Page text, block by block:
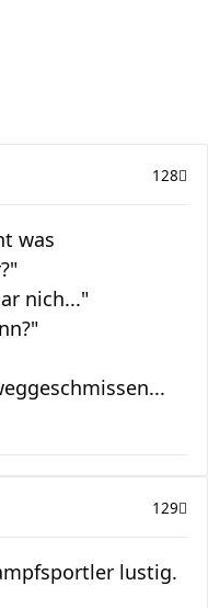
128
was
nich..."
129
lustig.